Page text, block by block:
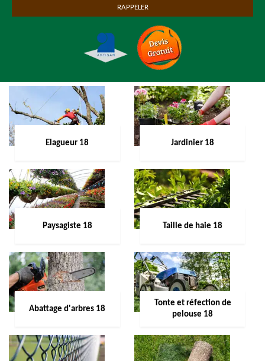
Elagueur 18 Jardinier 18
Paysagiste 18 Taille de haie 18
Abattage d'arbres 18
Tonte et réfection de
pelouse 18